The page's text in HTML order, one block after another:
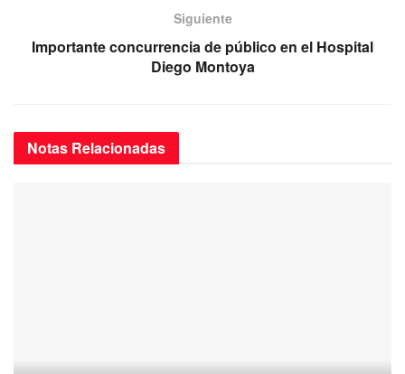
Siguiente
Importante concurrencia de público en el Hospital
Diego Montoya
Notas Relacionadas